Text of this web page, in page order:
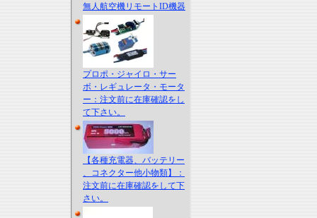
無人航空機リモートID機器
プロポ・ジャイロ・サー
ボ・レギュレータ・モータ
ー：注文前に在庫確認をし
て下さい。
【各種充電器、バッテリー
、コネクター他小物類】：
注文前に在庫確認をして下
さい。